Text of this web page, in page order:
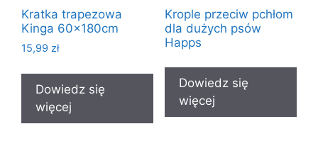
Kratka trapezowa
Kinga 60x180cm
15,99 zł
Dowiedz się
więcej
Krople przeciw pchłom
dla dużych psów
Happs
Dowiedz się
więcej